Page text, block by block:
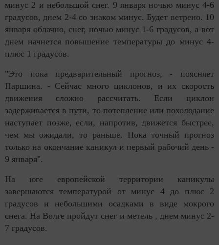
минус 2 и небольшой снег. 9 января ночью минус 4-6
градусов, днем 2-4 со знаком минус. Будет ветрено. 10
января облачно, снег, ночью минус 1-6 градусов, а вот
днем начнется повышение температуры до минус 4-
плюс 1 градусов.
"Это пока предварительный прогноз, - поясняет
Паршина. - Сейчас много циклонов, и их скорость
движения сложно рассчитать. Если циклон
задерживается в пути, то потепление или похолодание
наступает позже, если, напротив, движется быстрее,
чем мы ожидали, то раньше. Пока точный прогноз
только на окончание каникул и первый рабочий день -
9 января".
На юге европейской территории каникулы
завершаются температурой от минус 4 до плюс 2
градусов и небольшими осадками в виде мокрого
снега. На Волге пройдут снег и метель , днем минус 2-
7 градусов.